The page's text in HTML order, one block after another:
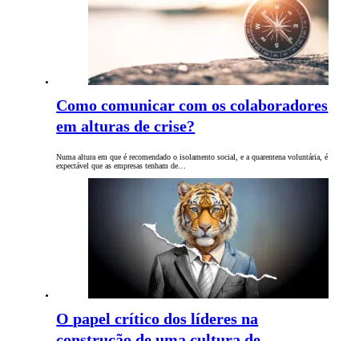
Como comunicar com os colaboradores
em alturas de crise?
Numa altura em que é recomendado o isolamento social, e a quarentena voluntária, é
expectável que as empresas tenham de…
O papel crítico dos líderes na